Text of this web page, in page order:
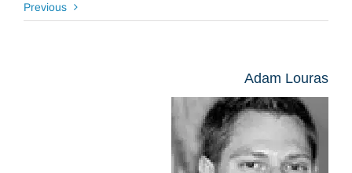
Previous
Adam Louras